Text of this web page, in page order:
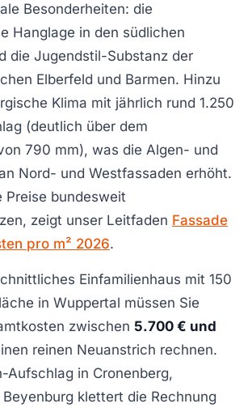
Besonderheiten: die
Hanglage in den südlichen
die Jugendstil-Substanz der
Elberfeld und Barmen. Hinzu
Klima mit jährlich rund 1.250
(deutlich über dem
790 mm), was die Algen- und
Nord- und Westfassaden erhöht.
Preise bundesweit
zeigt unser Leitfaden Fassade
pro m² 2026.
Einfamilienhaus mit 150
in Wuppertal müssen Sie
zwischen 5.700 € und
reinen Neuanstrich rechnen.
Aufschlag in Cronenberg,
klettert die Rechnung